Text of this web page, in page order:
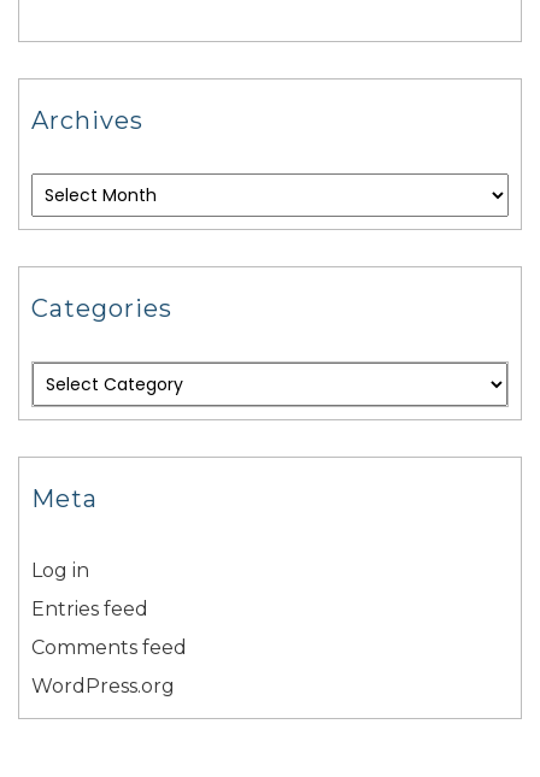
Archives
Categories
Meta
Log in
Entries feed
Comments feed
WordPress.org